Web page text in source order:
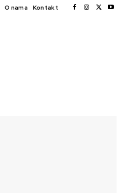
O nama Kontakt